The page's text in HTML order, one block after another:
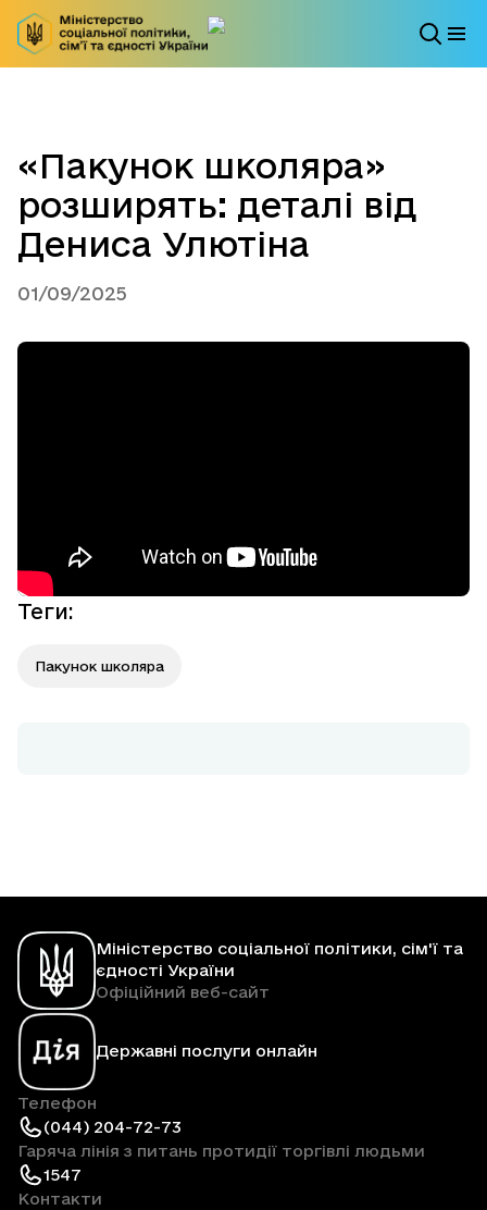
«Пакунок школяра»
розширять: деталі від
Дениса Улютіна
01/09/2025
Теги:
Пакунок школяра
Міністерство соціальної політики, сім'ї та
єдності України
Офіційний веб-сайт
Державні послуги онлайн
Телефон
(044) 204-72-73
Гаряча лінія з питань протидії торгівлі людьми
1547
Контакти